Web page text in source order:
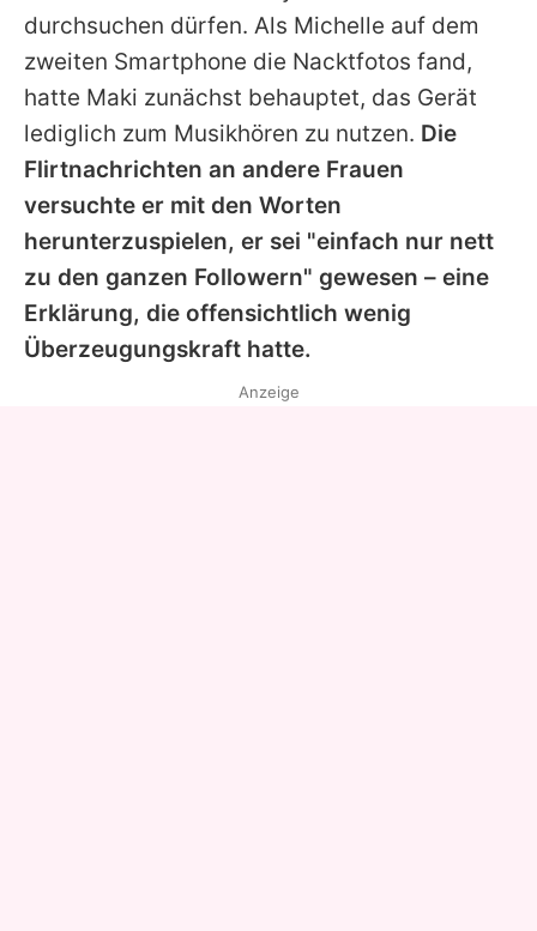
durchsuchen dürfen. Als Michelle auf dem
zweiten Smartphone die Nacktfotos fand,
hatte Maki zunächst behauptet, das Gerät
lediglich zum Musikhören zu nutzen. Die
Flirtnachrichten an andere Frauen
versuchte er mit den Worten
herunterzuspielen, er sei "einfach nur nett
zu den ganzen Followern" gewesen – eine
Erklärung, die offensichtlich wenig
Überzeugungskraft hatte.
Anzeige